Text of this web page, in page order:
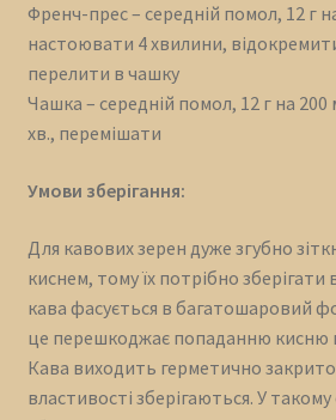
Френч-прес – середній помол, 12 г
настоювати 4 хвилини,
перелити в чашку
Чашка – середній помол, 12 г на
хв., перемішати
Умови зберігання:
Для кавових зерен дуже згубно
киснем, тому їх потрібно зберігати
кава фасується в багатошаровий
це перешкоджає попаданню кисню
Кава виходить герметично
властивості зберігаються. У